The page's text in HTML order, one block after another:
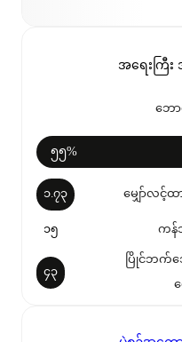
အရေးကြီ
ဘေ
၅၅%
မျှော်လင့်ထ
၁.၇၃
ကန်
၁၅
ပြိုင်ဘက်
၄၃